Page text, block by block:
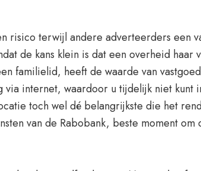
terwijl andere adverteerders een
de kans klein is dat een overheid haar
familielid, heeft de waarde van
via internet, waardoor u tijdelijk niet
toch wel dé belangrijkste die het
van de Rabobank, beste moment